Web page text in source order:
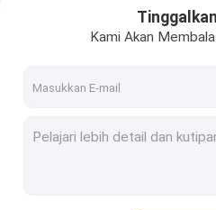
Kami Akan